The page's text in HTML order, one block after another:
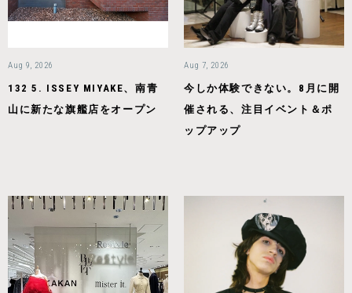
Aug 9, 2026
132 5. ISSEY MIYAKE、南青
山に新たな旗艦店をオープン
Aug 7, 2026
今しか体験できない。8月に開
催される、注目イベント＆ポ
ップアップ